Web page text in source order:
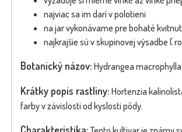
Hortenzia kalinolistá - Hydrangea
macrophylla 'W...
Dostupnosť: skladom
39.80 €
najviac sa im darí v polotieni
na jar vykonávame pre bohaté
najkrajšie sú v skupinovej výsadbe (
Botanický názov: Hydrangea macrophylla
Krátky popis rastliny: Hortenzia
farby v závislosti od kyslosti pôdy.